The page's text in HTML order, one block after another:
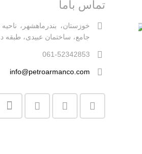
تماس باما
خوزستان، بندرماهشهر،
جامع، ساختمان عبیدی، طبقه
061-52342853
info@petroarmanco.com